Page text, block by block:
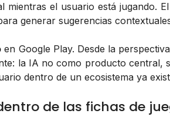
el usuario está jugando.
generar sugerencias
en Google Play. Desde la
la IA no como producto central,
dentro de un ecosistema ya
de las fichas de